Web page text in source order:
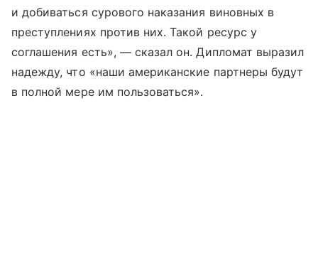
и добиваться сурового наказания виновных в
преступлениях против них. Такой ресурс у
соглашения есть», — сказал он. Дипломат выразил
надежду, что «наши американские партнеры будут
в полной мере им пользоваться».